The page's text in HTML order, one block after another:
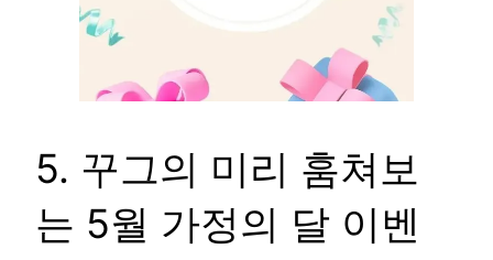
5. 꾸그의 미리 훔쳐보
는 5월 가정의 달 이벤